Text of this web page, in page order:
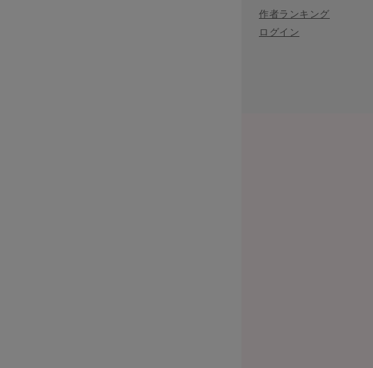
作者ランキング
ログイン